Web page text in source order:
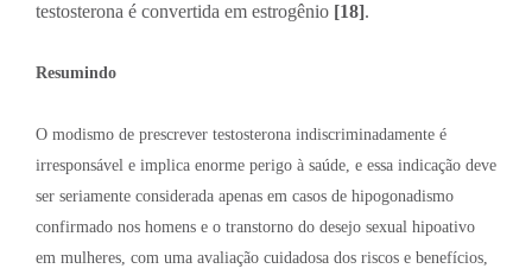
testosterona é convertida em estrogênio [18].
Resumindo
O modismo de prescrever testosterona indiscriminadamente é
irresponsável e implica enorme perigo à saúde, e essa indicação deve
ser seriamente considerada apenas em casos de hipogonadismo
confirmado nos homens e o transtorno do desejo sexual hipoativo
em mulheres, com uma avaliação cuidadosa dos riscos e benefícios,